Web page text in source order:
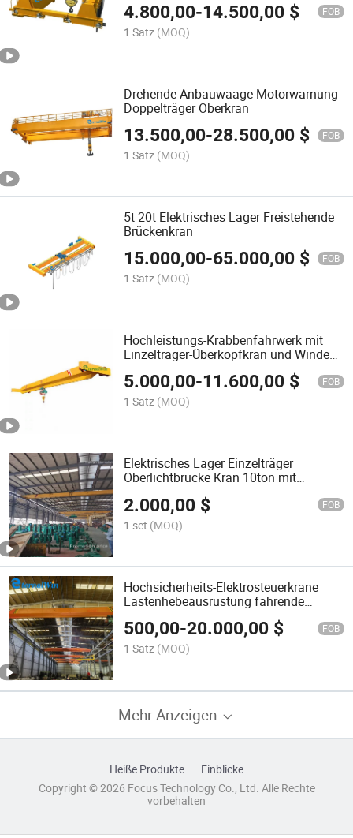
4.800,00-14.500,00 $ FOB
1 Satz (MOQ)
Drehende Anbauwaage Motorwarnung
Doppelträger Oberkran
13.500,00-28.500,00 $ FOB
1 Satz (MOQ)
5t 20t Elektrisches Lager Freistehende
Brückenkran
15.000,00-65.000,00 $ FOB
1 Satz (MOQ)
Hochleistungs-Krabbenfahrwerk mit
Einzelträger-Überkopfkran und Winde
5.000,00-11.600,00 $ FOB
1 Satz (MOQ)
Elektrisches Lager Einzelträger
Oberlichtbrücke Kran 10ton mit
2.000,00 $ FOB
1 set (MOQ)
Hochsicherheits-Elektrosteuerkrane
Lastenhebeausrüstung fahrende
Brückenkrane leichte Ausführung 5ton
10ton 15ton Einträger-
Überkopfbrückenkran für Lagerhäuser
500,00-20.000,00 $ FOB
1 Satz (MOQ)
Mehr Anzeigen
Heiße Produkte
Einblicke
Copyright © 2026 Focus Technology Co., Ltd. Alle Rechte
vorbehalten